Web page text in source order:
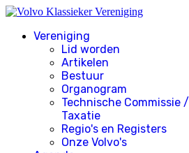
Vereniging
Lid worden
Artikelen
Bestuur
Organogram
Technische Commissie /
Taxatie
Regio's en Registers
Onze Volvo's